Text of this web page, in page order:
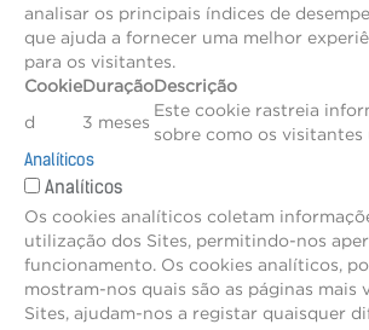
analisar os principais índices de
que ajuda a fornecer uma melhor
para os visitantes.
Cookie Duração Descrição
d 3 meses
Este cookie rastreia
sobre como os visitantes
Analíticos
Analíticos
Os cookies analíticos coletam
utilização dos Sites, permitindo-nos
funcionamento. Os cookies analíticos,
mostram-nos quais são as páginas mais
Sites, ajudam-nos a registar quaisquer